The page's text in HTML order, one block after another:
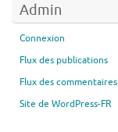
Admin
Connexion
Flux des publications
Flux des commentaires
Site de WordPress-FR